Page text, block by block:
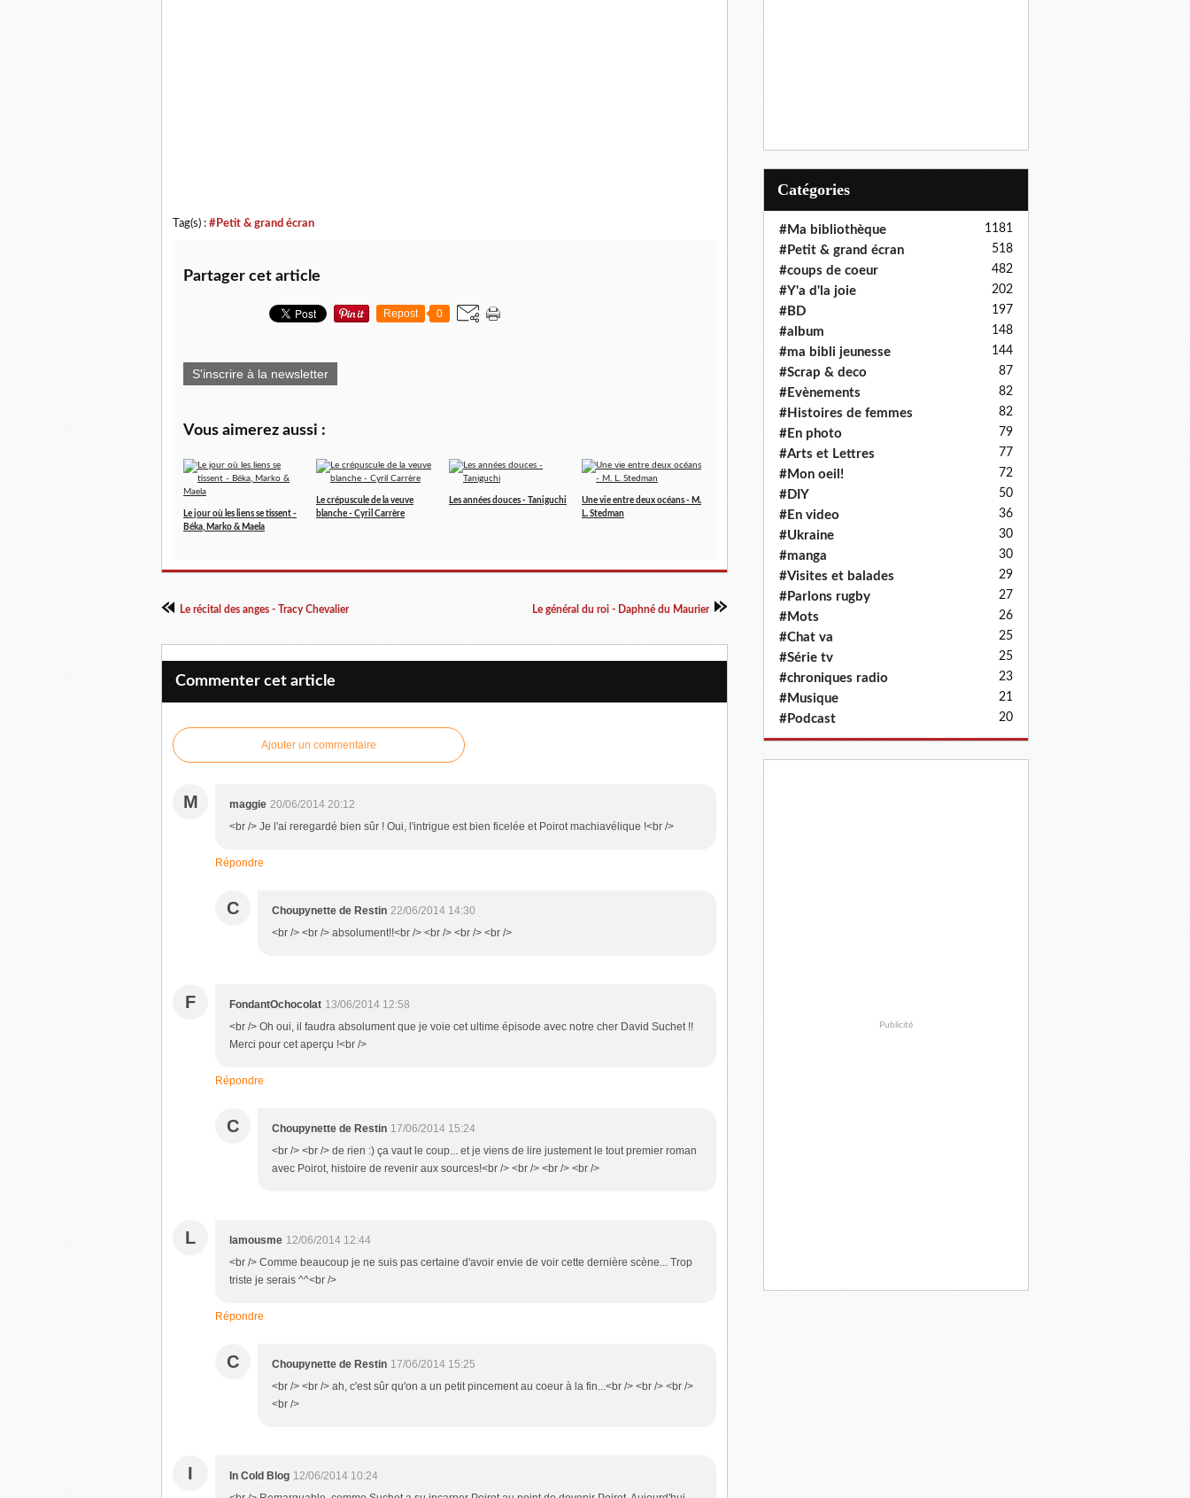
Tag(s) : #Petit & grand écran
Partager cet article
Repost 0
S'inscrire à la newsletter
Vous aimerez aussi :
Le jour où les liens se tissent -
Béka, Marko & Maela
Le crépuscule de la veuve
blanche - Cyril Carrère
Les années douces - Taniguchi
Une vie entre deux océans - M.
L. Stedman
Le récital des anges - Tracy Chevalier Le général du roi - Daphné du Maurier
Commenter cet article
Ajouter un commentaire
M maggie 20/06/2014 20:12
<br /> Je l'ai reregardé bien sûr ! Oui, l'intrigue est bien ficelée et Poirot machiavélique !<br />
Répondre
C Choupynette de Restin 22/06/2014 14:30
<br /> <br /> absolument!!<br /> <br /> <br /> <br />
F FondantOchocolat 13/06/2014 12:58
<br /> Oh oui, il faudra absolument que je voie cet ultime épisode avec notre cher David Suchet !!
Merci pour cet aperçu !<br />
Répondre
C Choupynette de Restin 17/06/2014 15:24
<br /> <br /> de rien :) ça vaut le coup... et je viens de lire justement le tout premier roman
avec Poirot, histoire de revenir aux sources!<br /> <br /> <br /> <br />
L lamousme 12/06/2014 12:44
<br /> Comme beaucoup je ne suis pas certaine d'avoir envie de voir cette dernière scène... Trop
triste je serais ^^<br />
Répondre
C Choupynette de Restin 17/06/2014 15:25
<br /> <br /> ah, c'est sûr qu'on a un petit pincement au coeur à la fin...<br /> <br /> <br />
<br />
I In Cold Blog 12/06/2014 10:24
Catégories
#Ma bibliothèque 1181
#Petit & grand écran 518
#coups de coeur 482
#Y'a d'la joie 202
#BD 197
#album 148
#ma bibli jeunesse 144
#Scrap & deco 87
#Evènements 82
#Histoires de femmes 82
#En photo 79
#Arts et Lettres 77
#Mon oeil! 72
#DIY 50
#En video 36
#Ukraine 30
#manga 30
#Visites et balades 29
#Parlons rugby 27
#Mots 26
#Chat va 25
#Série tv 25
#chroniques radio 23
#Musique 21
#Podcast 20
Publicité